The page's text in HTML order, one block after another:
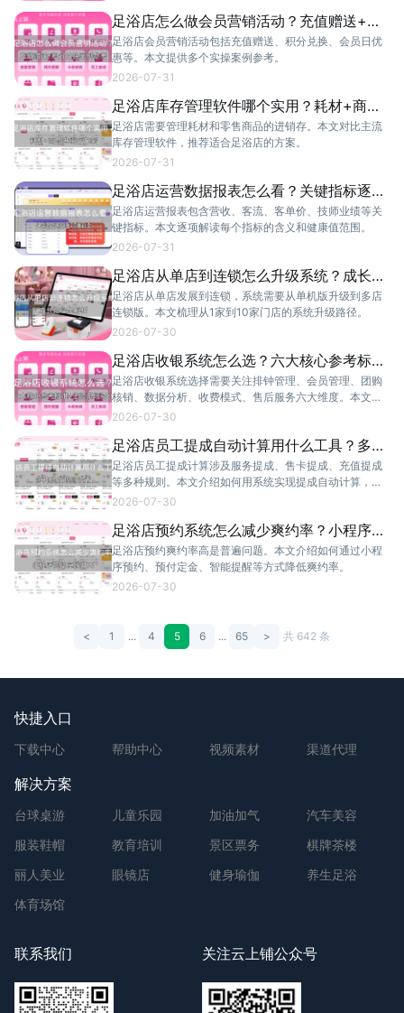
足浴店怎么做会员营销活动？充值赠送+积
分兑换案例参考
足浴店会员营销活动包括充值赠送、积分兑换、会员日优
惠等。本文提供多个实操案例参考。
2026-07-31
足浴店库存管理软件哪个实用？耗材+商品
进销存方案
足浴店需要管理耗材和零售商品的进销存。本文对比主流
库存管理软件，推荐适合足浴店的方案。
2026-07-31
足浴店运营数据报表怎么看？关键指标逐项
解读
足浴店运营报表包含营收、客流、客单价、技师业绩等关
键指标。本文逐项解读每个指标的含义和健康值范围。
2026-07-31
足浴店从单店到连锁怎么升级系统？成长路
径全解析
足浴店从单店发展到连锁，系统需要从单机版升级到多店
连锁版。本文梳理从1家到10家门店的系统升级路径。
2026-07-30
足浴店收银系统怎么选？六大核心参考标准
+主流系统对比
足浴店收银系统选择需要关注排钟管理、会员管理、团购
核销、数据分析、收费模式、售后服务六大维度。本文提
供详细选购标准。
2026-07-30
足浴店员工提成自动计算用什么工具？多种
提成规则设置
足浴店员工提成计算涉及服务提成、售卡提成、充值提成
等多种规则。本文介绍如何用系统实现提成自动计算，减
少月底核算工作量。
2026-07-30
足浴店预约系统怎么减少爽约率？小程序预
约实操技巧
足浴店预约爽约率高是普遍问题。本文介绍如何通过小程
序预约、预付定金、智能提醒等方式降低爽约率。
2026-07-30
< 1 ... 4 5 6 ... 65 > 共 642 条
快捷入口
下载中心 帮助中心 视频素材 渠道代理
解决方案
台球桌游 儿童乐园 加油加气
汽车美容
服装鞋帽
教育培训 景区票务
棋牌茶楼
丽人美业
眼镜店 健身瑜伽
养生足浴
体育场馆
联系我们 关注云上铺公众号